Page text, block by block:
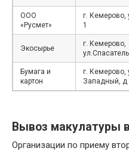
ООО
«Русмет»
г. Кемерово,
1
Экосырье
г. Кемерово,
Бумага и
картон
г. Кемерово,
Западный, д
Вывоз макулатуры
Организации по приему